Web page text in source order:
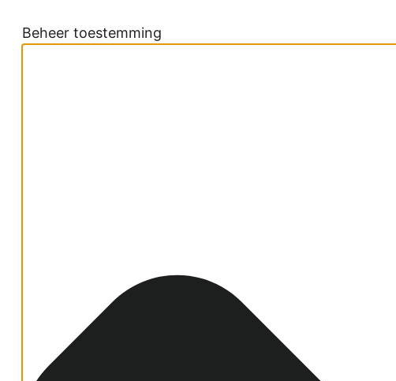
Beheer toestemming